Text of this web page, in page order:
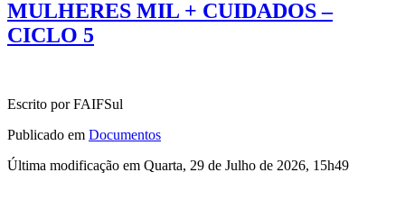
MULHERES MIL + CUIDADOS –
CICLO 5
Escrito por FAIFSul
Publicado em Documentos
Última modificação em Quarta, 29 de Julho de 2026, 15h49